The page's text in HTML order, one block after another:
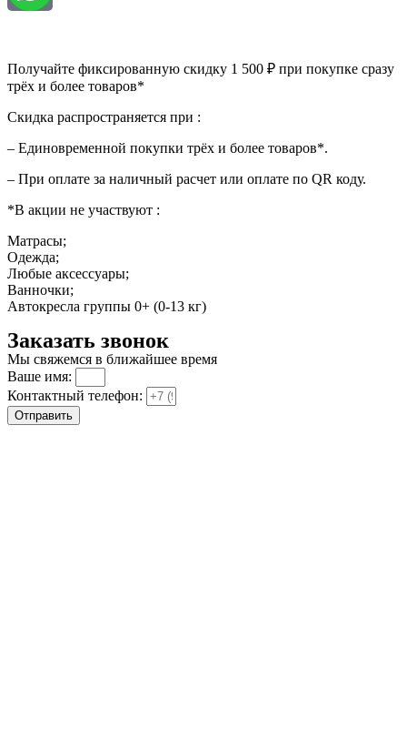
Получайте фиксированную скидку 1 500 ₽ при покупке сразу
трёх и более товаров*
Скидка распространяется при :
– Единовременной покупки трёх и более товаров*.
– При оплате за наличный расчет или оплате по QR коду.
*В акции не участвуют :
Матрасы;
Одежда;
Любые аксессуары;
Ванночки;
Автокресла группы 0+ (0-13 кг)
Заказать звонок
Мы свяжемся в ближайшее время
Ваше имя:
Контактный телефон:
Отправить